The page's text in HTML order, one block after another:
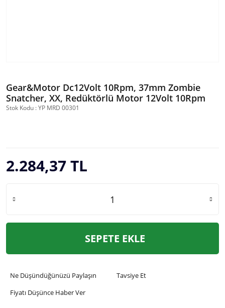
Gear&Motor Dc12Volt 10Rpm, 37mm Zombie
Snatcher, XX, Redüktörlü Motor 12Volt 10Rpm
Stok Kodu : YP MRD 00301
2.284,37 TL
SEPETE EKLE
Ne Düşündüğünüzü Paylaşın
Tavsiye Et
Fiyatı Düşünce Haber Ver